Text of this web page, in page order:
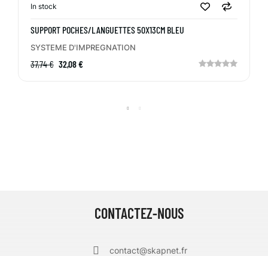
In stock
SUPPORT POCHES/LANGUETTES 50X13CM BLEU
SYSTEME D'IMPREGNATION
37,74 € 32,08 €
CONTACTEZ-NOUS
contact@skapnet.fr